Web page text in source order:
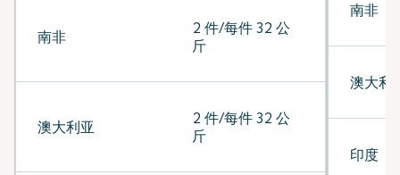
南非
2 件/每件 32 公
斤
澳大利亚
2 件/每件 32 公
斤
南非
澳大利
印度